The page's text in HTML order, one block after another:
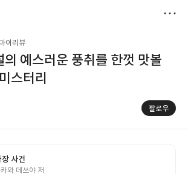
이리뷰
의 예스러운 풍취를 한껏 맛볼
스터리
팔로우
장 사건
와 데쓰야 저